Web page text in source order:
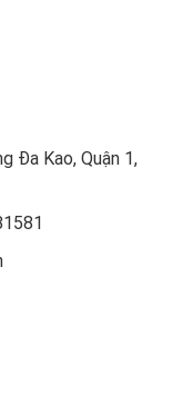
Đa Kao, Quận 1,